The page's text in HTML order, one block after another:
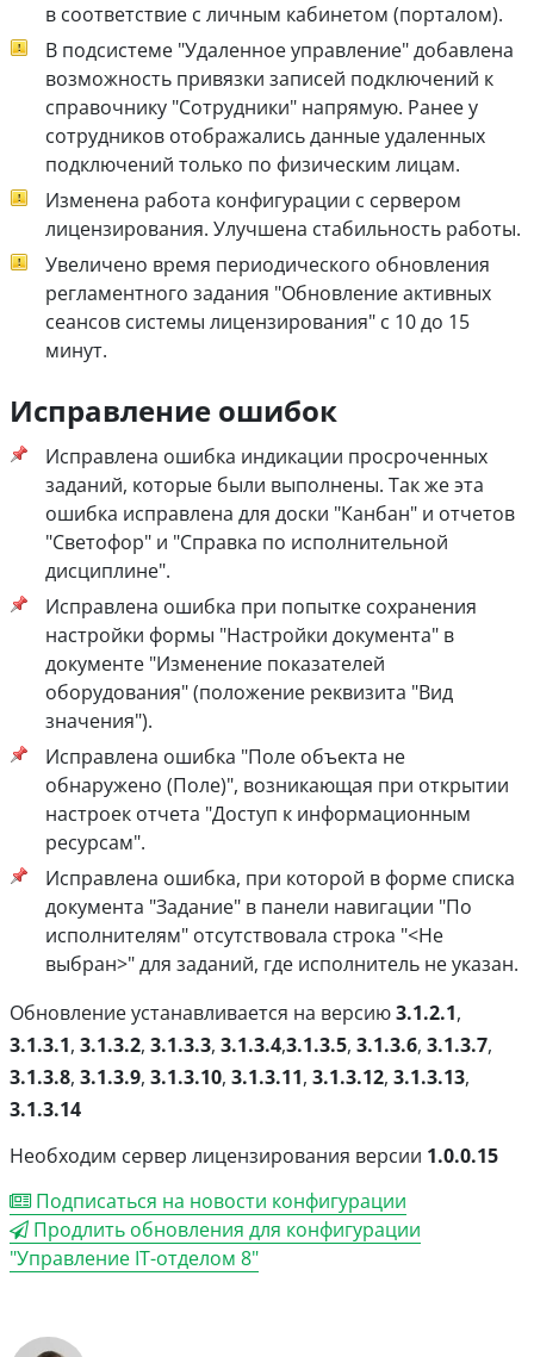
в соответствие с личным кабинетом (порталом).
В подсистеме "Удаленное управление" добавлена
возможность привязки записей подключений к
справочнику "Сотрудники" напрямую. Ранее у
сотрудников отображались данные удаленных
подключений только по физическим лицам.
Изменена работа конфигурации с сервером
лицензирования. Улучшена стабильность работы.
Увеличено время периодического обновления
регламентного задания "Обновление активных
сеансов системы лицензирования" с 10 до 15
минут.
Исправление ошибок
Исправлена ошибка индикации просроченных
заданий, которые были выполнены. Так же эта
ошибка исправлена для доски "Канбан" и отчетов
"Светофор" и "Справка по исполнительной
дисциплине".
Исправлена ошибка при попытке сохранения
настройки формы "Настройки документа" в
документе "Изменение показателей
оборудования" (положение реквизита "Вид
значения").
Исправлена ошибка "Поле объекта не
обнаружено (Поле)", возникающая при открытии
настроек отчета "Доступ к информационным
ресурсам".
Исправлена ошибка, при которой в форме списка
документа "Задание" в панели навигации "По
исполнителям" отсутствовала строка "<Не
выбран>" для заданий, где исполнитель не указан.
Обновление устанавливается на версию3.1.2.1,
3.1.3.1, 3.1.3.2, 3.1.3.3, 3.1.3.4,3.1.3.5, 3.1.3.6, 3.1.3.7,
3.1.3.8, 3.1.3.9, 3.1.3.10, 3.1.3.11, 3.1.3.12, 3.1.3.13,
3.1.3.14
Необходим сервер лицензирования версии 1.0.0.15
Подписаться на новости конфигурации
Продлить обновления для конфигурации
"Управление IT-отделом 8"